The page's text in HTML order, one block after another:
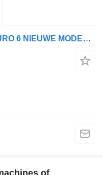
Scania OLIEKOELER R 410 EURO 6 NIEUWE MODEL 2020 2824478 voor trekker